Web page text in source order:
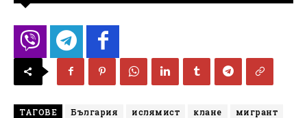
ТАГОВЕ България ислямист клане
мигрант